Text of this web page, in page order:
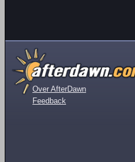
Over AfterDawn
Feedback